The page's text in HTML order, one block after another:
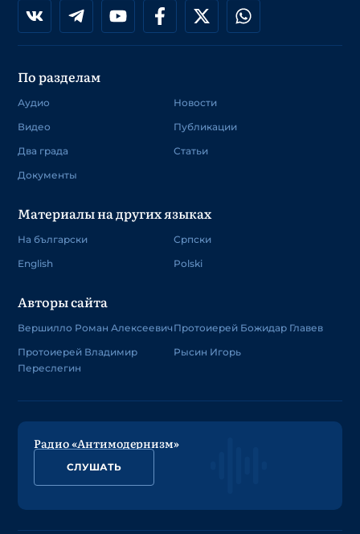
По разделам
Аудио
Видео
Два града
Документы
Новости
Публикации
Статьи
Материалы на других языках
На български
English
Српски
Polski
Авторы сайта
Вершилло Роман Алексеевич
Протоиерей Владимир
Переслегин
Протоиерей Божидар Главев
Рысин Игорь
Радио «Антимодернизм»
СЛУШАТЬ